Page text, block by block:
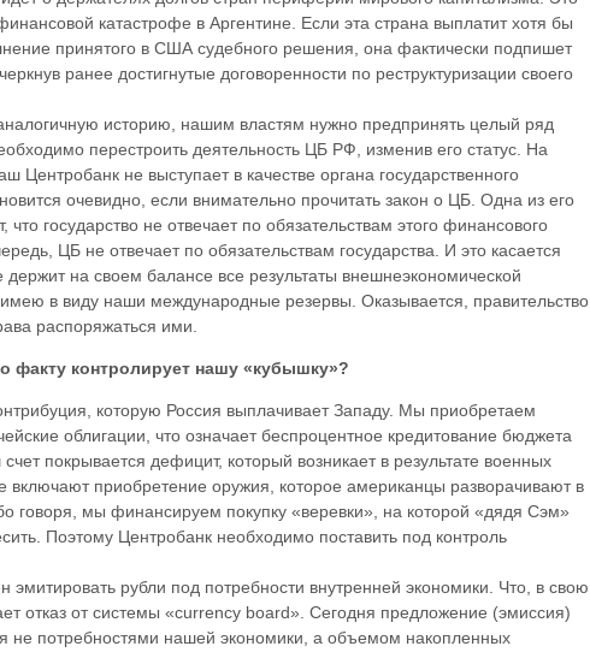
катастрофе в Аргентине. Если эта страна выплатит хотя бы
принятого в США судебного решения, она фактически подпишет
ранее достигнутые договоренности по реструктуризации своего
историю, нашим властям нужно предпринять целый ряд
перестроить деятельность ЦБ РФ, изменив его статус. На
Центробанк не выступает в качестве органа государственного
очевидно, если внимательно прочитать закон о ЦБ. Одна из его
что государство не отвечает по обязательствам этого финансового
ЦБ не отвечает по обязательствам государства. И это касается
держит на своем балансе все результаты внешнеэкономической
в виду наши международные резервы. Оказывается, правительство
распоряжаться ими.
факту контролирует нашу «кубышку»?
которую Россия выплачивает Западу. Мы приобретаем
облигации, что означает беспроцентное кредитование бюджета
покрывается дефицит, который возникает в результате военных
включают приобретение оружия, которое американцы разворачивают в
говоря, мы финансируем покупку «веревки», на которой «дядя Сэм»
Поэтому Центробанк необходимо поставить под контроль
эмитировать рубли под потребности внутренней экономики. Что, в свою
отказ от системы «currency board». Сегодня предложение (эмиссия)
не потребностями нашей экономики, а объемом накопленных